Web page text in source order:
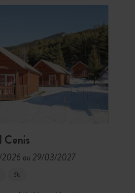
sur ses 225 km de pistes
Cenis
2026 au 29/03/2027
Ski